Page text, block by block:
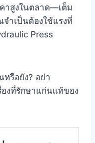
าสูงในตลาด—เต็ม
ำเป็นต้องใช้แรงที่
Press
รือยัง? อย่า
งที่รักษาแก่นแท้ของ